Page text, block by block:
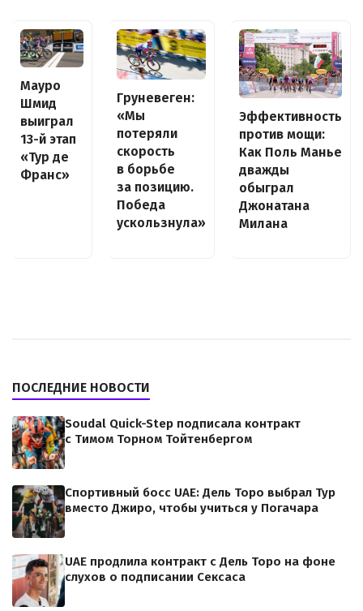
Мауро
Шмид
выиграл
13-й этап
«Тур де
Франс»
Груневеген:
«Мы
потеряли
скорость
в борьбе
за позицию.
Победа
ускользнула»
Эффективность
против мощи:
Как Поль Манье
дважды
обыграл
Джонатана
Милана
ПОСЛЕДНИЕ НОВОСТИ
Soudal Quick-Step подписала контракт
с Тимом Торном Тойтенбергом
Спортивный босс UAE: Дель Торо выбрал Тур
вместо Джиро, чтобы учиться у Погачара
UAE продлила контракт с Дель Торо на фоне
слухов о подписании Сексаса